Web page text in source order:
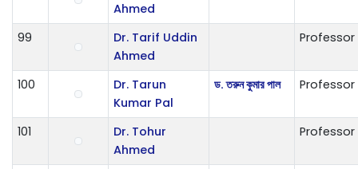
Ahmed
99
Dr. Tarif Uddin
Ahmed
Professor
100
Dr. Tarun
Kumar Pal
ড. তরুন কুমার পাল Professor
101
Dr. Tohur
Ahmed
Professor